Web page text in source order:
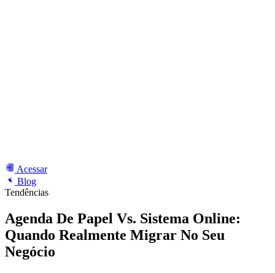
Acessar
Blog
Tendências
Agenda De Papel Vs. Sistema Online:
Quando Realmente Migrar No Seu
Negócio